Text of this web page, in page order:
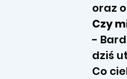
oraz
Czy
-
dziś
Co